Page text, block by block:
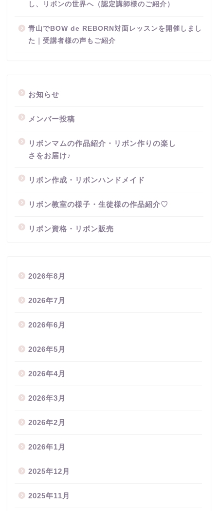
し、リボンの世界へ（認定講師様のご紹介）
青山でBOW de REBORN対面レッスンを開催しまし
た｜受講者様の声もご紹介
お知らせ
メンバー投稿
リボンマムの作品紹介・リボン作りの楽し
さをお届け♪
リボン作成・リボンハンドメイド
リボン教室の様子・生徒様の作品紹介♡
リボン資格・リボン販売
2026年8月
2026年7月
2026年6月
2026年5月
2026年4月
2026年3月
2026年2月
2026年1月
2025年12月
2025年11月